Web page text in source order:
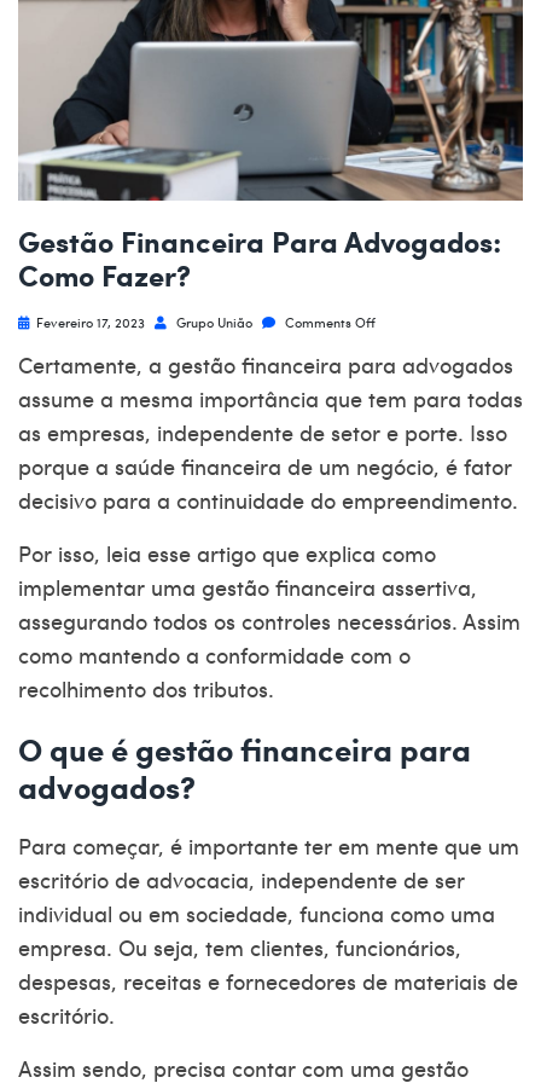
Gestão Financeira Para Advogados:
Como Fazer?
Fevereiro 17, 2023 Grupo União Comments Off
Certamente, a gestão financeira para advogados
assume a mesma importância que tem para todas
as empresas, independente de setor e porte. Isso
porque a saúde financeira de um negócio, é fator
decisivo para a continuidade do empreendimento.
Por isso, leia esse artigo que explica como
implementar uma gestão financeira assertiva,
assegurando todos os controles necessários. Assim
como mantendo a conformidade com o
recolhimento dos tributos.
O que é gestão financeira para
advogados?
Para começar, é importante ter em mente que um
escritório de advocacia, independente de ser
individual ou em sociedade, funciona como uma
empresa. Ou seja, tem clientes, funcionários,
despesas, receitas e fornecedores de materiais de
escritório.
Assim sendo, precisa contar com uma gestão